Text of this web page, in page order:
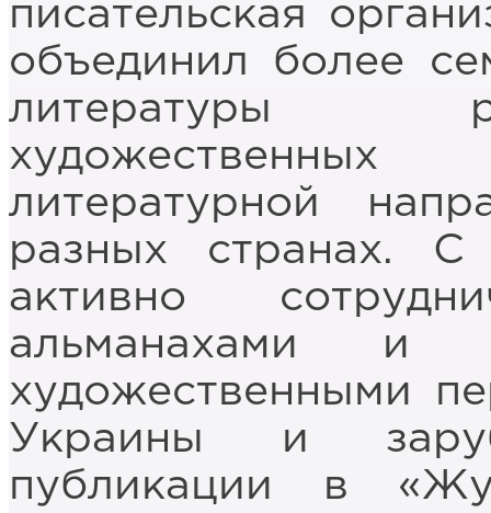
писательская
объединил более
литературы
литературной
разных странах.
активно
альманахами и
художественными
Украины и
публикации в